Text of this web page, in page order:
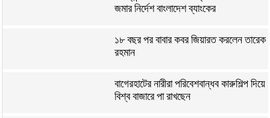
জমার নির্দেশ বাংলাদেশ ব্যাংকের
১৮ বছর পর বাবার কবর জিয়ারত করলেন তারেক
রহমান
বাগেরহাটের নারীরা পরিবেশবান্ধব কারুশিল্প দিয়ে
বিশ্ব বাজারে পা রাখছেন